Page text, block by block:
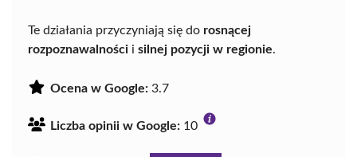
Te działania przyczyniają się do rosnącej
rozpoznawalności i silnej pozycji w regionie.
Ocena w Google: 3.7
Liczba opinii w Google: 10